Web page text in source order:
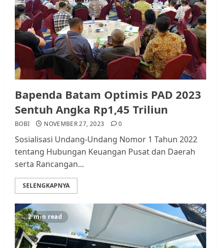
Bapenda Batam Optimis PAD 2023
Sentuh Angka Rp1,45 Triliun
BOBI NOVEMBER 27, 2023 0
Sosialisasi Undang-Undang Nomor 1 Tahun 2022
tentang Hubungan Keuangan Pusat dan Daerah
serta Rancangan...
SELENGKAPNYA
2 min read